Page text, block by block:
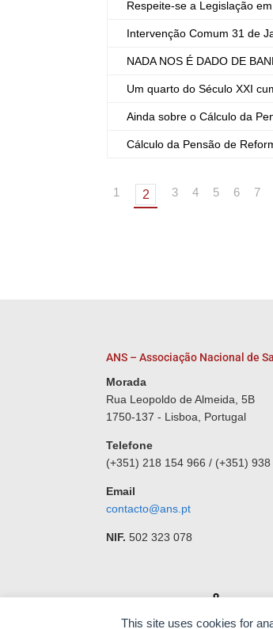
This site uses cookies for
Respeite-se a Legislação
Intervenção Comum 31 de
NADA NOS É DADO DE
Um quarto do Século XXI
Ainda sobre o Cálculo da
Cálculo da Pensão de
1 2 3 4 5 6 7
ANS – Associação Nacional de
Morada
Rua Leopoldo de Almeida, 5B
1750-137 - Lisboa, Portugal
Telefone
(+351) 218 154 966 / (+351)
Email
contacto@ans.pt
NIF. 502 323 078
Desenvolvido por